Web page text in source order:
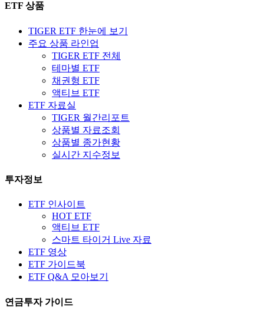
ETF 상품
TIGER ETF 한눈에 보기
주요 상품 라인업
TIGER ETF 전체
테마별 ETF
채권형 ETF
액티브 ETF
ETF 자료실
TIGER 월간리포트
상품별 자료조회
상품별 종가현황
실시간 지수정보
투자정보
ETF 인사이트
HOT ETF
액티브 ETF
스마트 타이거 Live 자료
ETF 영상
ETF 가이드북
ETF Q&A 모아보기
연금투자 가이드